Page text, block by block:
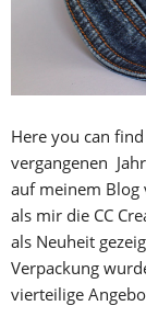
Here you can
vergangenen
auf meinem Blog
als mir die CC
als Neuheit
Verpackung
vierteilige